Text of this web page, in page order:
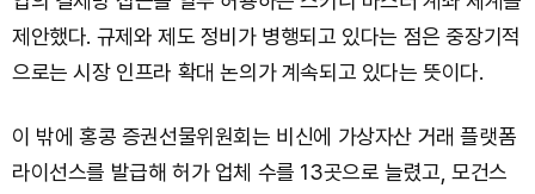
제안했다. 규제와 제도 정비가 병행되고 있다는 점은 중장기적
으로는 시장 인프라 확대 논의가 계속되고 있다는 뜻이다.
이 밖에 홍콩 증권선물위원회는 비신에 가상자산 거래 플랫폼
라이선스를 발급해 허가 업체 수를 13곳으로 늘렸고, 모건스